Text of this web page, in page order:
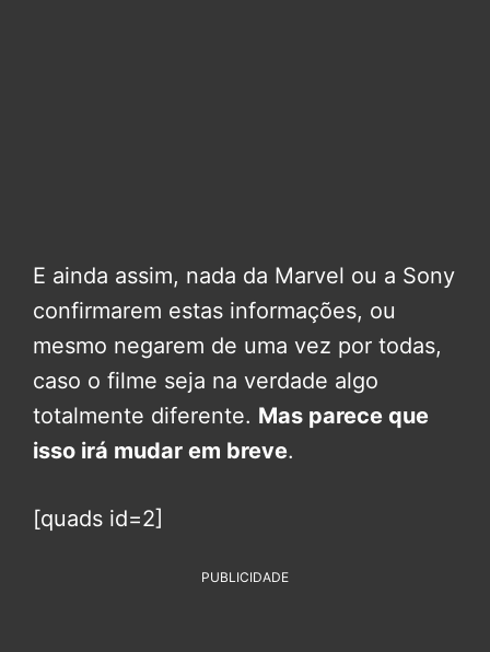
E ainda assim, nada da Marvel ou a Sony
confirmarem estas informações, ou
mesmo negarem de uma vez por todas,
caso o filme seja na verdade algo
totalmente diferente. Mas parece que
isso irá mudar em breve.
[quads id=2]
PUBLICIDADE